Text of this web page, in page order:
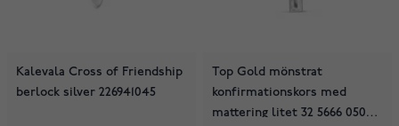
Kalevala Cross of Friendship
berlock silver 226941045
Top Gold mönstrat
konfirmationskors med
mattering litet 32 5666 0500